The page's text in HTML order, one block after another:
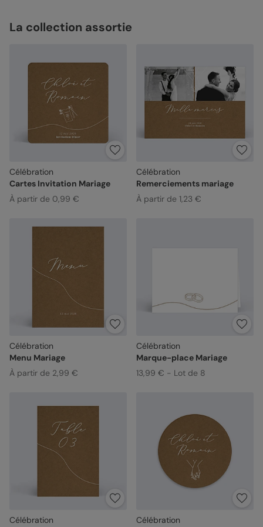
La collection assortie
Célébration
Cartes Invitation Mariage
À partir de 0,99 €
Célébration
Remerciements mariage
À partir de 1,23 €
Célébration
Menu Mariage
À partir de 2,99 €
Célébration
Marque-place Mariage
13,99 € - Lot de 8
Célébration
Célébration